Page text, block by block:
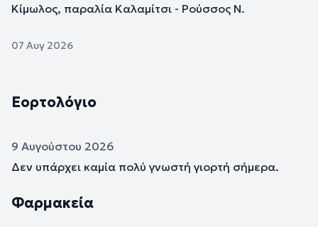
Κίμωλος, παραλία Καλαμίτσι - Ρούσσος Ν.
07 Αυγ 2026
Εορτολόγιο
9 Αυγούστου 2026
Δεν υπάρχει καμία πολύ γνωστή γιορτή σήμερα.
Φαρμακεία